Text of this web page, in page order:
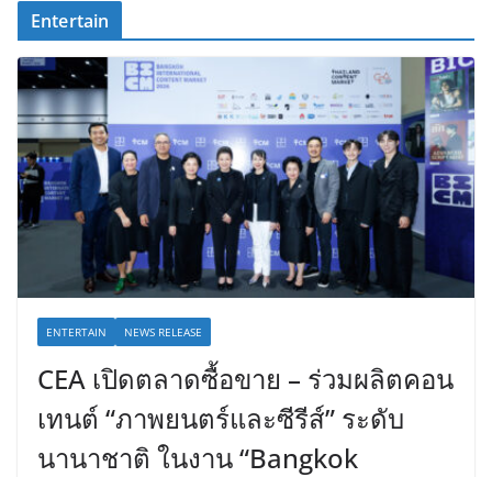
Entertain
ENTERTAIN NEWS RELEASE
CEA เปิดตลาดซื้อขาย – ร่วมผลิตคอน
เทนต์ “ภาพยนตร์และซีรีส์” ระดับ
นานาชาติ ในงาน “Bangkok